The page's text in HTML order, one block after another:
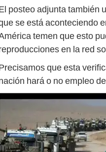
posteo adjunta también
se está aconteciendo
temen que esto
en la red
que esta
hará o no empleo